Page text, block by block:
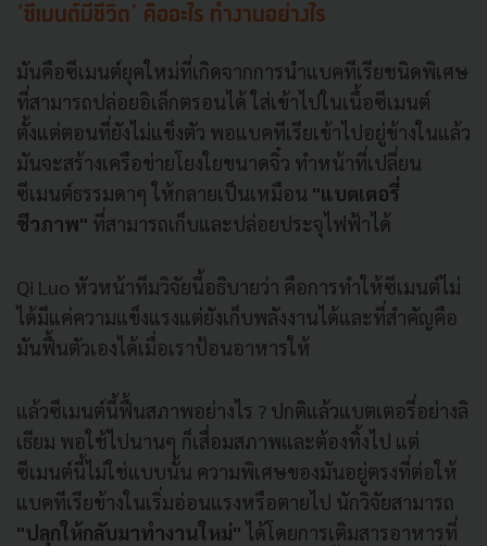
‘ซีเมนต์มีชีวิต’ คืออะไร ทำงานอย่างไร
มันคือซีเมนต์ยุคใหม่ที่เกิดจากการนำแบคทีเรียชนิดพิเศษ
ที่สามารถปล่อยอิเล็กตรอนได้ ใส่เข้าไปในเนื้อซีเมนต์
ตั้งแต่ตอนที่ยังไม่แข็งตัว พอแบคทีเรียเข้าไปอยู่ข้างในแล้ว
มันจะสร้างเครือข่ายโยงใยขนาดจิ๋ว ทำหน้าที่เปลี่ยน
ซีเมนต์ธรรมดาๆ ให้กลายเป็นเหมือน "แบตเตอรี่
ชีวภาพ" ที่สามารถเก็บและปล่อยประจุไฟฟ้าได้
Qi Luo หัวหน้าทีมวิจัยนี้อธิบายว่า คือการทำให้ซีเมนต์ไม่
ได้มีแค่ความแข็งแรงแต่ยังเก็บพลังงานได้และที่สำคัญคือ
มันฟื้นตัวเองได้เมื่อเราป้อนอาหารให้
แล้วซีเมนต์นี้ฟื้นสภาพอย่างไร ? ปกติแล้วแบตเตอรี่อย่างลิ
เธียม พอใช้ไปนานๆ ก็เสื่อมสภาพและต้องทิ้งไป แต่
ซีเมนต์นี้ไม่ใช่แบบนั้น ความพิเศษของมันอยู่ตรงที่ต่อให้
แบคทีเรียข้างในเริ่มอ่อนแรงหรือตายไป นักวิจัยสามารถ
"ปลุกให้กลับมาทำงานใหม่" ได้โดยการเติมสารอาหารที่